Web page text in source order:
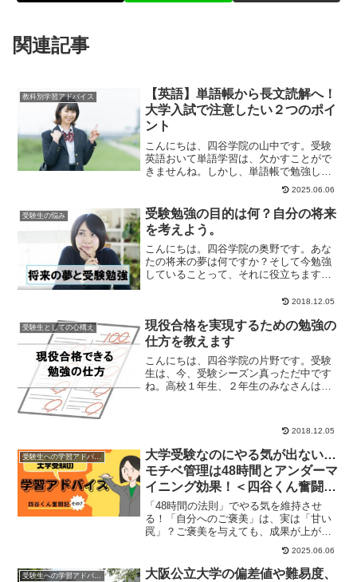
関連記事
教科別学習アドバイス
【英語】単語帳から長文読解へ！
大学入試で注意したい２つのポイ
ント
こんにちは、四谷学院の山中です。受験
英語おいて単語学習は、欠かすことがで
きませんね。しかし、単語帳で勉強して
も長文読解でうまく生かすことができな
2025.06.06
受験生の悩み
受験勉強の目的は何？自分の将来
を考えよう。
こんにちは。四谷学院の奥野です。あな
たの将来の夢は何ですか？そして今勉強
していることって、それに役立ちます
2018.12.05
受験生としての心構え
現役合格を実現するための勉強の
仕方を教えます
こんにちは、四谷学院の片野です。受験
生は、今、受験シーズン真っただ中です
ね。高校１年生、２年生のみなさんは、
2018.12.05
大学受験なのにやる気が出ない…
モチベ管理は48時間とアンダーマ
イニング効果！＜四谷くん奮闘記
⑦＞
「48時間の法則」でやる気を維持させ
る！「自分へのご褒美」は、実は「甘い
罠」？ご褒美を与えても、成果が上がる
のは一時的「強制的に」勉強しても、結
2025.06.06
受験生への学習アドバイス
大阪公立大学の偏差値や難易度、